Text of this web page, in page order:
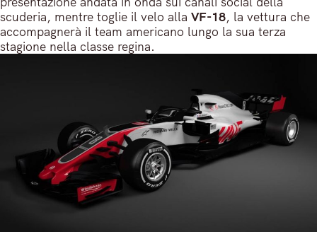
scuderia, mentre toglie il velo alla VF-18, la vettura che
accompagnerà il team americano lungo la sua terza
stagione nella classe regina.